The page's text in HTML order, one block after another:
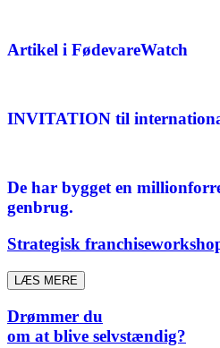
Artikel i FødevareWatch
INVITATION til
De har bygget en
genbrug.
Strategisk
LÆS MERE
Drømmer du
om at blive selvstændig?